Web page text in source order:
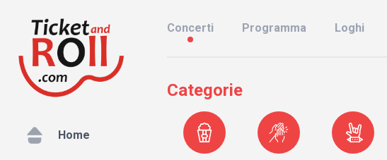
Home
Concerti Programma Loghi
Categorie